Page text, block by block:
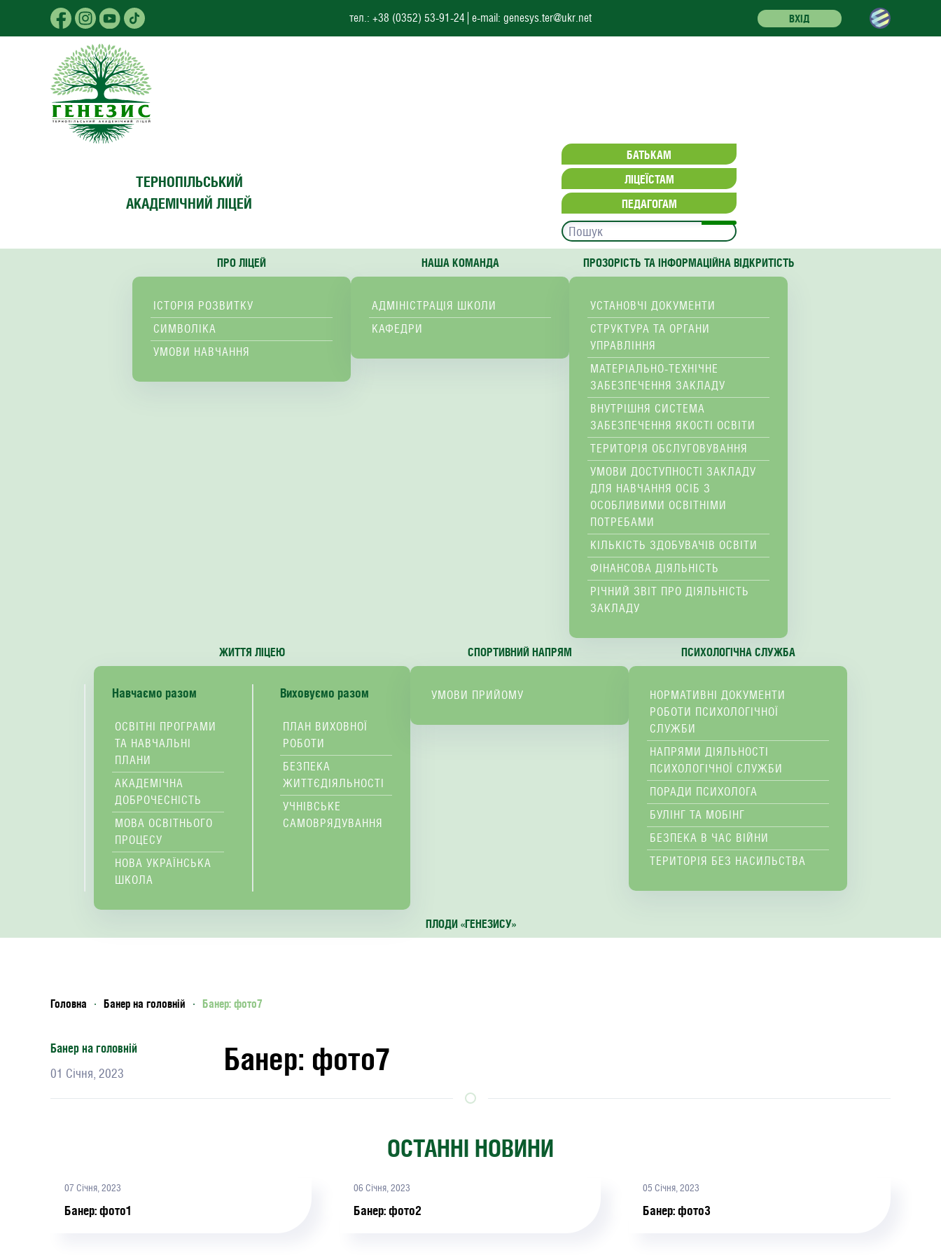
Skip to main content
тел.: +38 (0352) 53-91-24 e-mail: genesys.ter@ukr.net ВХІД
ТЕРНОПІЛЬСЬКИЙ
АКАДЕМІЧНИЙ ЛІЦЕЙ
БАТЬКАМ
ЛІЦЕЇСТАМ
ПЕДАГОГАМ
ПРО ЛІЦЕЙ
ІСТОРІЯ РОЗВИТКУ
СИМВОЛІКА
УМОВИ НАВЧАННЯ
НАША КОМАНДА
АДМІНІСТРАЦІЯ ШКОЛИ
КАФЕДРИ
ПРОЗОРІСТЬ ТА ІНФОРМАЦІЙНА ВІДКРИТІСТЬ
УСТАНОВЧІ ДОКУМЕНТИ
СТРУКТУРА ТА ОРГАНИ
УПРАВЛІННЯ
МАТЕРІАЛЬНО-ТЕХНІЧНЕ
ЗАБЕЗПЕЧЕННЯ ЗАКЛАДУ
ВНУТРІШНЯ СИСТЕМА
ЗАБЕЗПЕЧЕННЯ ЯКОСТІ ОСВІТИ
ТЕРИТОРІЯ ОБСЛУГОВУВАННЯ
УМОВИ ДОСТУПНОСТІ ЗАКЛАДУ
ДЛЯ НАВЧАННЯ ОСІБ З
ОСОБЛИВИМИ ОСВІТНІМИ
ПОТРЕБАМИ
КІЛЬКІСТЬ ЗДОБУВАЧІВ ОСВІТИ
ФІНАНСОВА ДІЯЛЬНІСТЬ
РІЧНИЙ ЗВІТ ПРО ДІЯЛЬНІСТЬ
ЗАКЛАДУ
ЖИТТЯ ЛІЦЕЮ
Навчаємо разом
ОСВІТНІ ПРОГРАМИ
ТА НАВЧАЛЬНІ
ПЛАНИ
АКАДЕМІЧНА
ДОБРОЧЕСНІСТЬ
МОВА ОСВІТНЬОГО
ПРОЦЕСУ
НОВА УКРАЇНСЬКА
ШКОЛА
Виховуємо разом
ПЛАН ВИХОВНОЇ
РОБОТИ
БЕЗПЕКА
ЖИТТЄДІЯЛЬНОСТІ
УЧНІВСЬКЕ
САМОВРЯДУВАННЯ
СПОРТИВНИЙ НАПРЯМ
УМОВИ ПРИЙОМУ
ПСИХОЛОГІЧНА СЛУЖБА
НОРМАТИВНІ ДОКУМЕНТИ
РОБОТИ ПСИХОЛОГІЧНОЇ
СЛУЖБИ
НАПРЯМИ ДІЯЛЬНОСТІ
ПСИХОЛОГІЧНОЇ СЛУЖБИ
ПОРАДИ ПСИХОЛОГА
БУЛІНГ ТА МОБІНГ
БЕЗПЕКА В ЧАС ВІЙНИ
ТЕРИТОРІЯ БЕЗ НАСИЛЬСТВА
ПЛОДИ «ГЕНЕЗИСУ»
Головна Банер на головній Банер: фото7
Банер на головній
01 Січня, 2023 Банер: фото7
ОСТАННІ НОВИНИ
07 Січня, 2023
Банер: фото1
06 Січня, 2023
Банер: фото2
05 Січня, 2023
Банер: фото3